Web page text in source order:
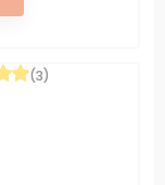
(3)